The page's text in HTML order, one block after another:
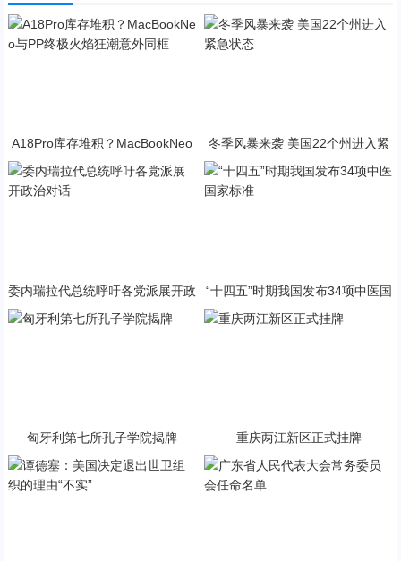
A18Pro库存堆积？MacBookNeo
冬季风暴来袭 美国22个州进入紧
委内瑞拉代总统呼吁各党派展开政
“十四五”时期我国发布34项中医国
匈牙利第七所孔子学院揭牌 重庆两江新区正式挂牌